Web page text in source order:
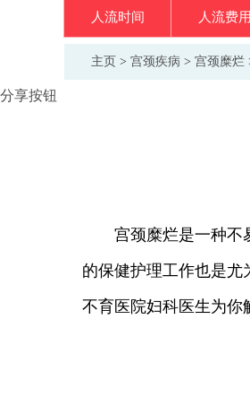
人流时间 人流费用
主页 > 宫颈疾病 > 宫颈糜烂
分享按钮
宫颈糜烂是一种不易
的保健护理工作也是
不育医院妇科医生为你